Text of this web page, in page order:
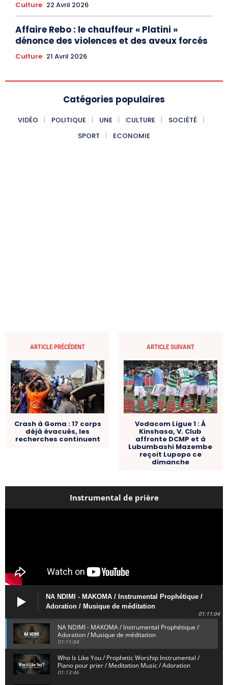
Culture 22 Avril 2026
Affaire Rebo : le chauffeur « Platini »
dénonce des violences et des aveux forcés
Culture 21 Avril 2026
Catégories populaires
VIDÉO POLITIQUE UNE CULTURE
SOCIÉTÉ
SPORT
ECONOMIE
ARTICLE PRÉCÉDENT
Crash à Goma : 17 corps
déjà évacués, les
recherches continuent
ARTICLE SUIVANT
Vodacom Ligue 1 : À
Kinshasa, V. Club
affronte DCMP et à
Lubumbashi Mazembe
reçoit Lupopo ce
dimanche
Instrumental de prière
NA NDIMI - MAKOMA / Instrumental Prophétique /
Adoration / Musique de méditation
01:11:04
NA NDIMI - MAKOMA / Instrumental Prophétique /
Adoration / Musique de méditation
01:11:04
Who Is Like You / Prophetic Worship Instrumental /
Piano pour prier / Meditation Music / Adoration
01:13:46